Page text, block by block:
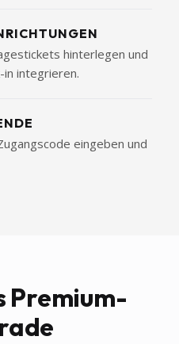
hinterlegen und
in integrieren.
eingeben und
Premium-